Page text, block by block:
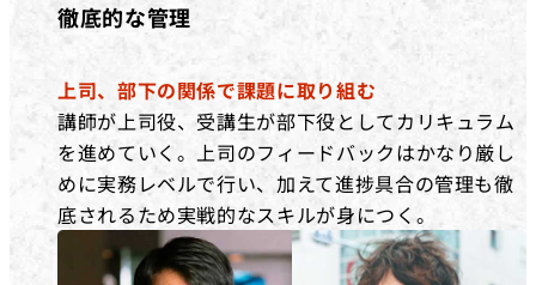
徹底的な管理
上司、部下の関係で課題に取り組む
講師が上司役、受講生が部下役としてカリキュラム
を進めていく。上司のフィードバックはかなり厳し
めに実務レベルで行い、加えて進捗具合の管理も徹
底されるため実戦的なスキルが身につく。